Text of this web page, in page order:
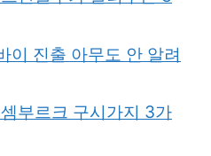
이 진출 아무도 안 알려
부르크 구시가지 3가